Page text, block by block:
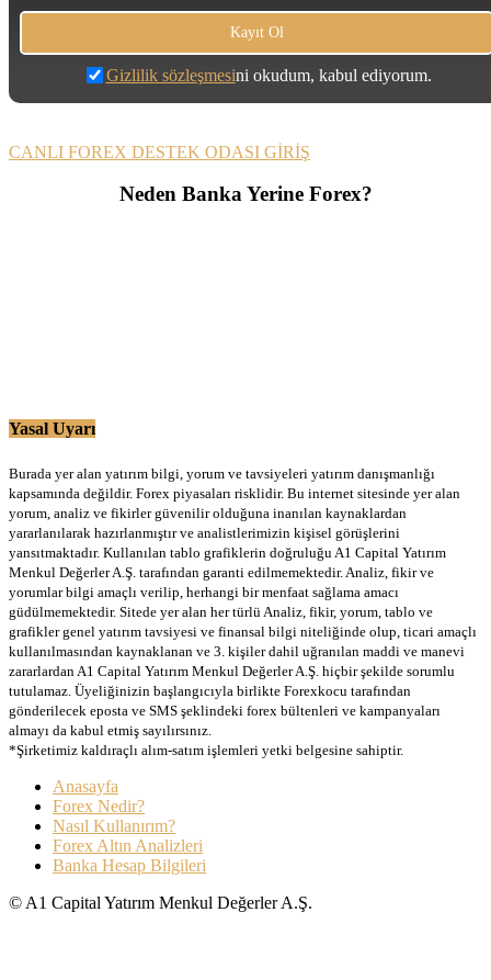
Gizlilik sözleşmesini okudum, kabul ediyorum.
CANLI FOREX DESTEK ODASI GİRİŞ
Neden Banka Yerine Forex?
Yasal Uyarı
Burada yer alan yatırım bilgi, yorum ve tavsiyeleri yatırım danışmanlığı
kapsamında değildir. Forex piyasaları risklidir. Bu internet sitesinde yer alan
yorum, analiz ve fikirler güvenilir olduğuna inanılan kaynaklardan
yararlanılarak hazırlanmıştır ve analistlerimizin kişisel görüşlerini
yansıtmaktadır. Kullanılan tablo grafiklerin doğruluğu A1 Capital Yatırım
Menkul Değerler A.Ş. tarafından garanti edilmemektedir. Analiz, fikir ve
yorumlar bilgi amaçlı verilip, herhangi bir menfaat sağlama amacı
güdülmemektedir. Sitede yer alan her türlü Analiz, fikir, yorum, tablo ve
grafikler genel yatırım tavsiyesi ve finansal bilgi niteliğinde olup, ticari amaçlı
kullanılmasından kaynaklanan ve 3. kişiler dahil uğranılan maddi ve manevi
zararlardan A1 Capital Yatırım Menkul Değerler A.Ş. hiçbir şekilde sorumlu
tutulamaz. Üyeliğinizin başlangıcıyla birlikte Forexkocu tarafından
gönderilecek eposta ve SMS şeklindeki forex bültenleri ve kampanyaları
almayı da kabul etmiş sayılırsınız.
*Şirketimiz kaldıraçlı alım-satım işlemleri yetki belgesine sahiptir.
Anasayfa
Forex Nedir?
Nasıl Kullanırım?
Forex Altın Analizleri
Banka Hesap Bilgileri
© A1 Capital Yatırım Menkul Değerler A.Ş.